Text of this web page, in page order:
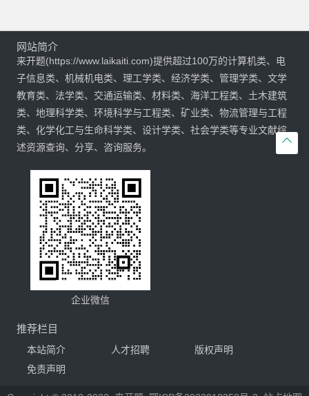

网站简介
来开题(https://www.laikaiti.com)提供超过100万的计算机类、电
子信息类、机械机电类、理工学类、经济学类、管理学类、文学
教育类、法学类、交通运输类、材料类、海洋工程类、土木建筑
类、地理科学类、环境科学与工程类、矿业类、物流管理与工程
类、化学化工与生命科学类、设计学类、社会学类等专业文献综
述资源查询、分享、咨询服务。
企业微信
推荐栏目
本站简介 人才招聘
版权声明
免责声明